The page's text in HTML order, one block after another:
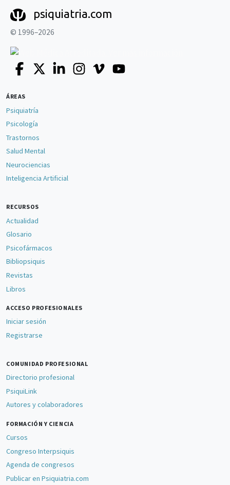
psiquiatria.com
© 1996–2026
ÁREAS
Psiquiatría
Psicología
Trastornos
Salud Mental
Neurociencias
Inteligencia Artificial
RECURSOS
Actualidad
Glosario
Psicofármacos
Bibliopsiquis
Revistas
Libros
ACCESO PROFESIONALES
Iniciar sesión
Registrarse
COMUNIDAD PROFESIONAL
Directorio profesional
PsiquiLink
Autores y colaboradores
FORMACIÓN Y CIENCIA
Cursos
Congreso Interpsiquis
Agenda de congresos
Publicar en Psiquiatria.com